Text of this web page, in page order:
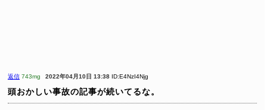
返信 743mg 2022年04月10日 13:38 ID:E4NzI4Njg
頭おかしい事故の記事が続いてるな。